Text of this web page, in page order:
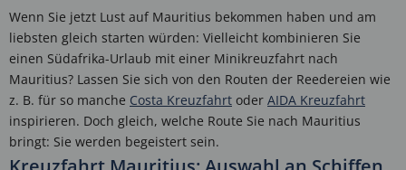
Wenn Sie jetzt Lust auf Mauritius bekommen haben und am
liebsten gleich starten würden: Vielleicht kombinieren Sie
einen Südafrika-Urlaub mit einer Minikreuzfahrt nach
Mauritius? Lassen Sie sich von den Routen der Reedereien wie
z. B. für so manche Costa Kreuzfahrt oder AIDA Kreuzfahrt
inspirieren. Doch gleich, welche Route Sie nach Mauritius
bringt: Sie werden begeistert sein.